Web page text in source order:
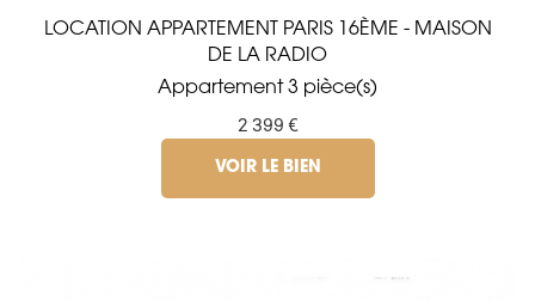
LOCATION APPARTEMENT PARIS 16ÈME - MAISON
DE LA RADIO
Appartement 3 pièce(s)
2 399 €
VOIR LE BIEN